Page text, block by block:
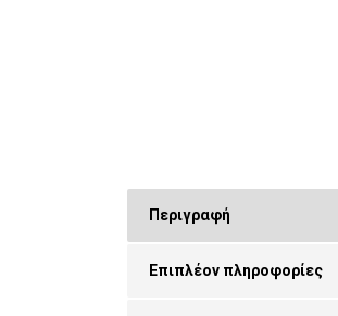
Περιγραφή
Επιπλέον πληροφορίες